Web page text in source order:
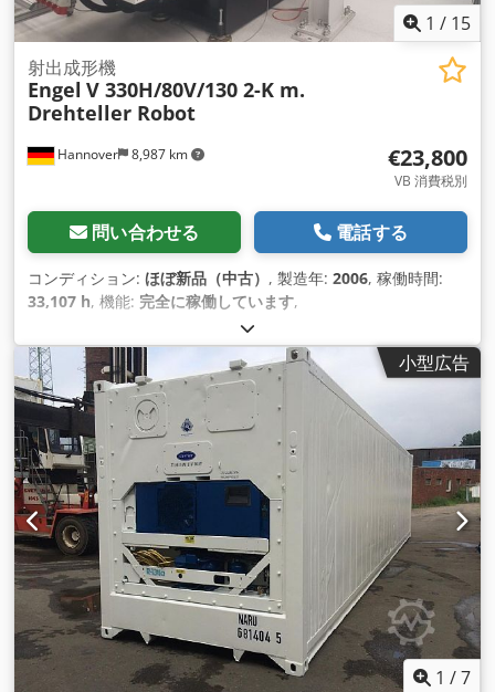
1 / 15
Hannover 8,987 km
射出成形機
Engel V 330H/80V/130 2-K m.
Drehteller Robot
€23,800
VB 消費税別
問い合わせる 電話する
コンディション: ほぼ新品（中古） , 製造年: 2006, 稼働時間:
33,107 h, 機能: 完全に稼働しています,
小型広告
1 /7